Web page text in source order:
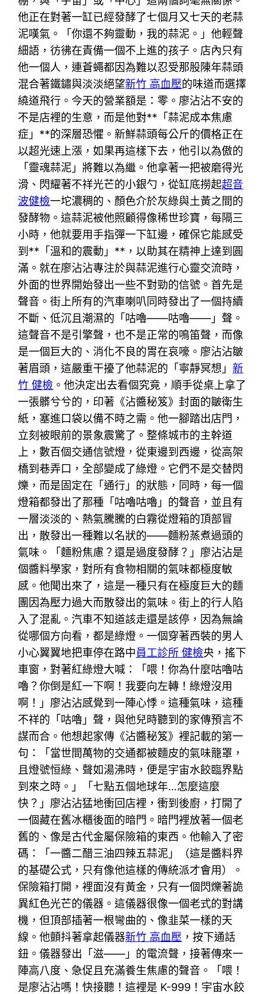
他正在對著一缸已經發酵了七個月又七天的老蒜
泥嘆氣。「你還不夠靈動，我的蒜泥。」他輕聲
細語，彷彿在責備一個不上進的孩子。店內只有
他一個人，連蒼蠅都因為難以忍受那股陳年蒜頭
混合著鐵鏽與淡淡絕望新竹 高血壓的味道而選擇
繞道飛行。今天的營業額是：零。廖沾沾不安的
不是店裡的生意，而是他對**「蒜泥成本焦慮
症」**的深層恐懼。新鮮蒜頭每公斤的價格正在
以超光速上漲，如果再這樣下去，他引以為傲的
「靈魂蒜泥」將難以為繼。他拿著一把被磨得光
滑、閃耀著不祥光芒的小銀勺，從缸底撈起超音
波健檢一坨濃稠的、顏色介於灰綠與土黃之間的
發酵物。這蒜泥被他照顧得像稀世珍寶，每隔三
小時，他就要用手指彈一下缸邊，確保它能感受
到**「溫和的震動」**，以助其在精神上達到圓
滿。就在廖沾沾專注於與蒜泥進行心靈交流時，
外面的世界開始發出一些不對勁的信號。首先是
聲音。街上所有的汽車喇叭同時發出了一個持續
不斷、低沉且潮濕的「咕嚕——咕嚕——」聲。
這聲音不是引擎聲，也不是正常的鳴笛聲，而像
是一個巨大的、消化不良的胃在哀嚎。廖沾沾皺
著眉頭，這嚴重干擾了他蒜泥的「寧靜冥想」新
竹 健檢 。他決定出去看個究竟，順手從桌上拿了
一張髒兮兮的，印著《沾醬秘笈》封面的皺衛生
紙，塞進口袋以備不時之需。他一腳踏出店門，
立刻被眼前的景象震驚了。整條城市的主幹道
上，數百個交通信號燈，從東邊到西邊，從高架
橋到巷弄口，全部變成了綠燈。它們不是交替閃
爍，而是固定在「通行」的狀態，同時，每一個
燈箱都發出了那種「咕嚕咕嚕」的聲音，並且有
一層淡淡的、熱氣騰騰的白霧從燈箱的頂部冒
出，散發出一種難以名狀的——麵粉蒸煮過頭的
氣味。「麵粉焦慮？還是過度發酵？」廖沾沾是
個醬料學家，對所有食物相關的氣味都極度敏
感。他聞出來了，這是一種只有在極度巨大的麵
團因為壓力過大而散發出的氣味。街上的行人陷
入了混亂。汽車不知道該走還是該停，因為無論
從哪個方向看，都是綠燈。一個穿著西裝的男人
小心翼翼地把車停在路中員工診所 健檢央，搖下
車窗，對著紅綠燈大喊：「喂！你為什麼咕嚕咕
嚕？你倒是紅一下啊！我要向左轉！綠燈沒用
啊！」廖沾沾感覺到一陣心悸。這種氣味，這種
不祥的「咕嚕」聲，與他兒時聽到的家傳預言不
謀而合。他想起家傳《沾醬秘笈》裡記載的第一
句：「當世間萬物的交通都被麵皮的氣味籠罩，
且燈號恒綠、聲如湯沸時，便是宇宙水餃臨界點
到來之時。」「七點五個地球年…怎麼這麼
快？」廖沾沾猛地衝回店裡，衝到後廚，打開了
一個藏在舊冰櫃後面的暗門。暗門裡放著一個老
舊的、像是古代金屬保險箱的東西。他輸入了密
碼：「一醬二醋三油四辣五蒜泥」（這是醬料界
的基礎公式，只有像他這樣的傳統派才會用）。
保險箱打開，裡面沒有黃金，只有一個閃爍著詭
異紅色光芒的儀器。這儀器很像一個老式的對講
機，但頂部插著一根彎曲的、像韭菜一樣的天
線。他顫抖著拿起儀器新竹 高血壓 ，按下通話
鈕。儀器發出「滋——」的電流聲，接著傳來一
陣高八度、急促且充滿養生焦慮的聲音。「喂！
是廖沾沾嗎！快接聽！這裡是 K-999！宇宙水餃